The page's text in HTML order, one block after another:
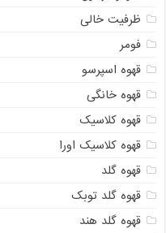
ظرفیت خالی
فومر
قهوه اسپرسو
قهوه خانگی
قهوه کلاسیک
قهوه کلاسیک اورا
قهوه گلد
قهوه گلد توبک
قهوه گلد هند